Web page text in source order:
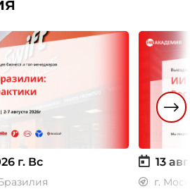
г. Вс 13
г.